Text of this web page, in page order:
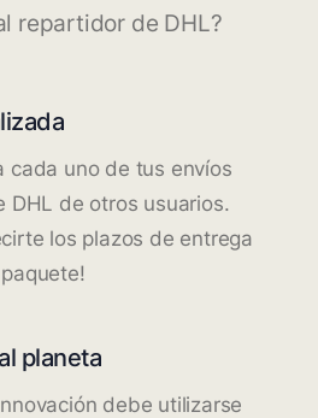
repartidor de DHL?
cada uno de tus envíos
DHL de otros usuarios.
los plazos de entrega
planeta
debe utilizarse